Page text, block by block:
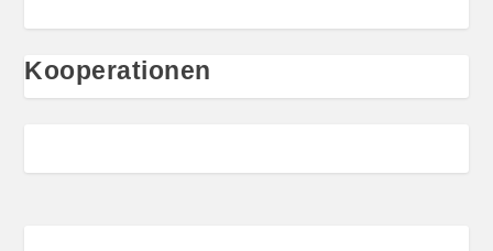
Kooperationen